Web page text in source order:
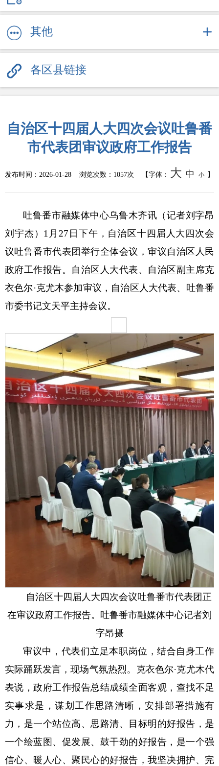
直达资金
统计信息
总结报告
人事管理
国务院文件
政策法规
政策解读
重大决策预公开
督察检查
督察通报
提案议案
援疆工作
其他
各区县链接
自治区十四届人大四次会议吐鲁番
市代表团审议政府工作报告
发布时间： 2026-01-28 浏览次数： 1057次 【字体： 大 中 小 】
吐鲁番市融媒体中心乌鲁木齐讯 （记者刘字昂
刘宇杰） 1月27日下午，自治区十四届人大四次会
议吐鲁番市代表团举行全体会议，审议自治区人民
政府工作报告。自治区人大代表、自治区副主席克
衣色尔·克尤木参加审议，自治区人大代表、吐鲁番
市委书记文天平主持会议。
自治区十四届人大四次会议吐鲁番市代表团正
在审议政府工作报告。吐鲁番市融媒体中心记者刘
字昂摄
审议中，代表们立足本职岗位，结合自身工作
实际踊跃发言，现场气氛热烈。克衣色尔·克尤木代
表说，政府工作报告总结成绩全面客观，查找不足
实事求是，谋划工作思路清晰，安排部署措施有
力，是一个站位高、思路清、目标明的好报告，是
一个绘蓝图、促发展、鼓干劲的好报告，是一个强
信心、暖人心、聚民心的好报告，我坚决拥护、完